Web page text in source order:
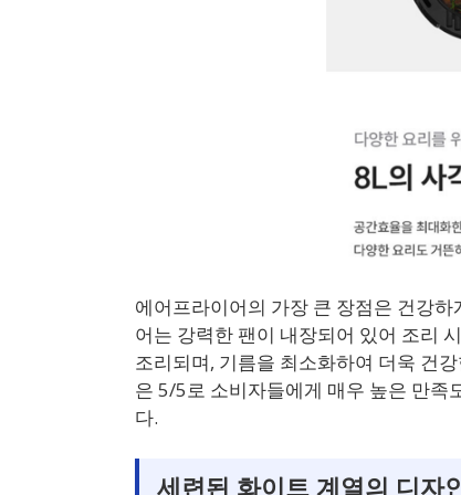
에어프라이어의 가장 큰 장점은 건강
어는 강력한 팬이 내장되어 있어 조리
조리되며, 기름을 최소화하여 더욱 건
은 5/5로 소비자들에게 매우 높은 만족
다.
세련된 화이트 계열의 디자